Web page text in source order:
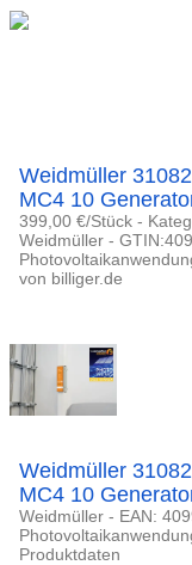
Weidmüller
MC4 10
399,00 €/Stück -
Weidmüller -
von billiger.de
Weidmüller
MC4 10
Weidmüller - EAN:
Produktdaten